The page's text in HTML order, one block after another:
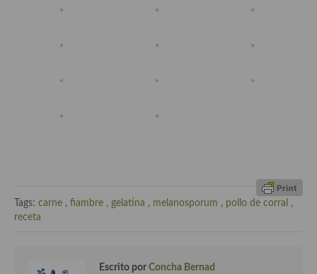
Cocina China
Cocina del Congo
Cocina Yoshoku
Tags: carne , fiambre , gelatina , melanosporum , pollo de corral
,
receta
Escrito por Concha Bernad